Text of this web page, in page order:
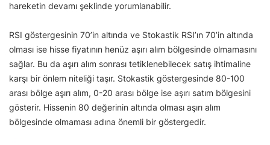
hareketin devamı şeklinde yorumlanabilir.
RSI göstergesinin 70’in altında ve Stokastik RSI’ın 70’in altında
olması ise hisse fiyatının henüz aşırı alım bölgesinde olmamasını
sağlar. Bu da aşırı alım sonrası tetiklenebilecek satış ihtimaline
karşı bir önlem niteliği taşır. Stokastik göstergesinde 80-100
arası bölge aşırı alım, 0-20 arası bölge ise aşırı satım bölgesini
gösterir. Hissenin 80 değerinin altında olması aşırı alım
bölgesinde olmaması adına önemli bir göstergedir.